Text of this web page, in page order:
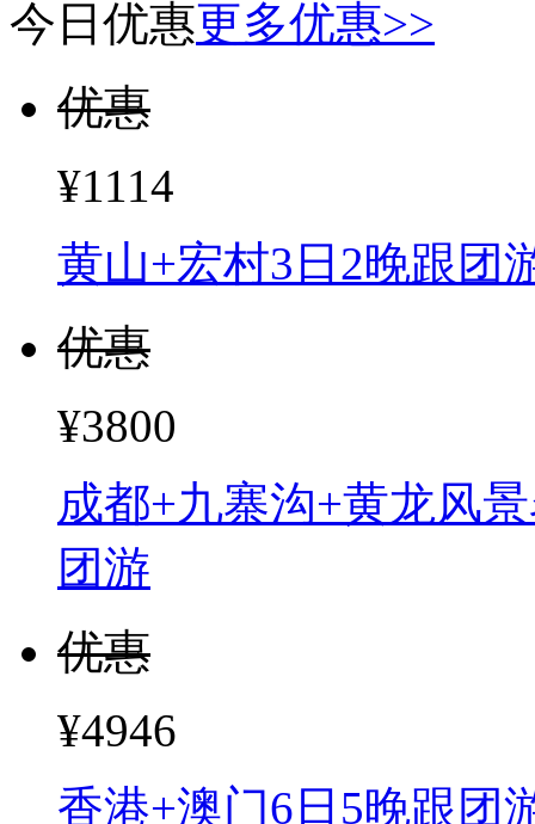
今日优惠更多优惠>>
优惠
¥1114
黄山+宏村3日2晚跟团
优惠
¥3800
成都+九寨沟+黄龙风
团游
优惠
¥4946
香港+澳门6日5晚跟团